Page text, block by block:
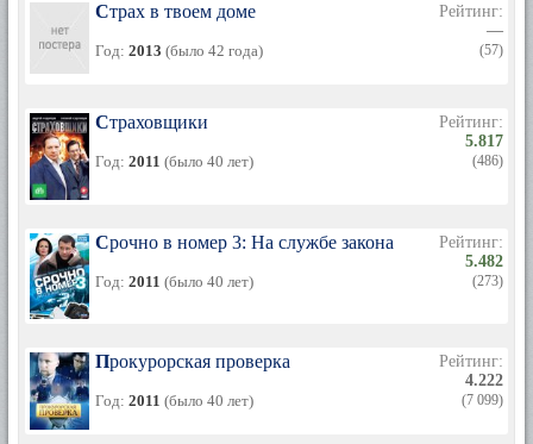
Страх в твоем доме
Год: 2013 (было 42 года)
Рейтинг:
—
(57)
Страховщики
Год: 2011 (было 40 лет)
Рейтинг:
5.817
(486)
Срочно в номер 3: На службе закона
Год: 2011 (было 40 лет)
Рейтинг:
5.482
(273)
Прокурорская проверка
Год: 2011 (было 40 лет)
Рейтинг:
4.222
(7 099)